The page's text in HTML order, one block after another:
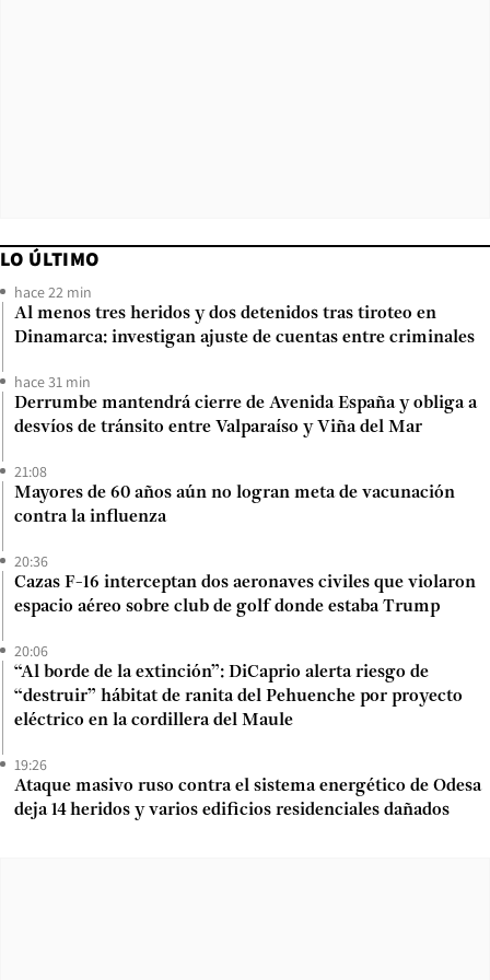
LO ÚLTIMO
hace 22 min
Al menos tres heridos y dos detenidos tras tiroteo en
Dinamarca: investigan ajuste de cuentas entre criminales
hace 31 min
Derrumbe mantendrá cierre de Avenida España y obliga a
desvíos de tránsito entre Valparaíso y Viña del Mar
21:08
Mayores de 60 años aún no logran meta de vacunación
contra la influenza
20:36
Cazas F-16 interceptan dos aeronaves civiles que violaron
espacio aéreo sobre club de golf donde estaba Trump
20:06
“Al borde de la extinción”: DiCaprio alerta riesgo de
“destruir” hábitat de ranita del Pehuenche por proyecto
eléctrico en la cordillera del Maule
19:26
Ataque masivo ruso contra el sistema energético de Odesa
deja 14 heridos y varios edificios residenciales dañados